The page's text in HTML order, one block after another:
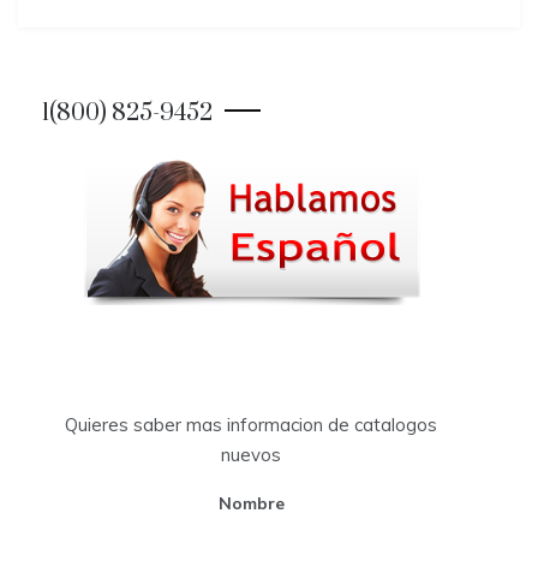
1(800) 825-9452
Quieres saber mas informacion de catalogos
nuevos
Nombre